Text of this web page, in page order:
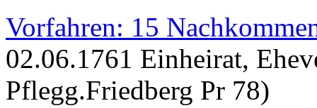
Vorfahren: 15
02.06.1761 Einheirat,
Pflegg.Friedberg Pr 78)